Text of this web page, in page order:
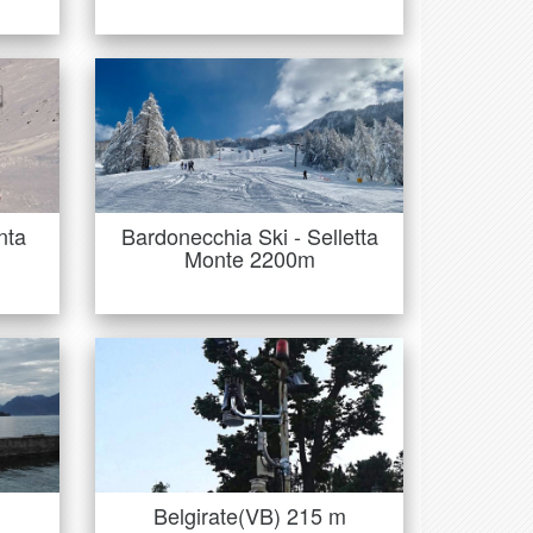
qui
…
Bardonecchia Ski - Selletta
Monte 2200m
Bardonecchia Ski - Selletta
Monte 2200m
La stazione Meteorologica qui
sita è una Davis Vantage VUE …
PAGINA STAZIONE
in
…
Belgirate(VB) 215 m
Belgirate(VB) 215 m
Installazione situata sulle
sponde del lago Maggiore in
localita Belgirate …
PAGINA STAZIONE